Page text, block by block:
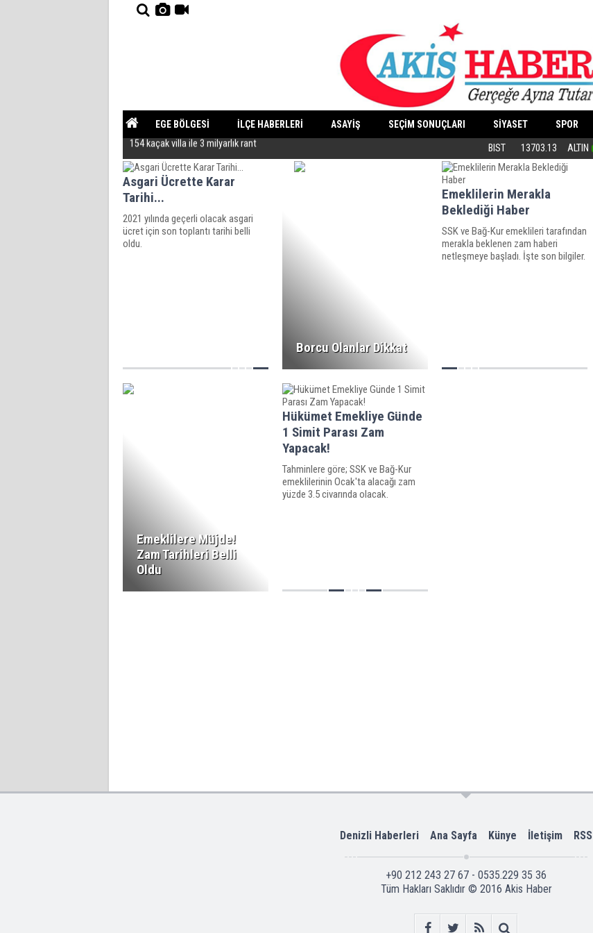
EGE BÖLGESİ İLÇE HABERLERİ ASAYİŞ SEÇİM SONUÇLARI SİYASET SPOR
YAZARLAR GÜNDEM
154 kaçak villa ile 3 milyarlık rant
Cumhurbaşkanına hakaret sorunu
“Cesedimizi çiğnemeden...”
BIST 13703.13 ALTIN
Asgari Ücrette Karar
Tarihi...
2021 yılında geçerli olacak asgari
ücret için son toplantı tarihi belli
oldu.
Borcu Olanlar Dikkat
Emeklilerin Merakla
Beklediği Haber
SSK ve Bağ-Kur emeklileri tarafından
merakla beklenen zam haberi
netleşmeye başladı. İşte son bilgiler.
Emeklilere Müjde!
Zam Tarihleri Belli
Oldu
Hükümet Emekliye Günde
1 Simit Parası Zam
Yapacak!
Tahminlere göre; SSK ve Bağ-Kur
emeklilerinin Ocak'ta alacağı zam
yüzde 3.5 civarında olacak.
Denizli Haberleri Ana Sayfa Künye İletişim RSS
+90 212 243 27 67 - 0535.229 35 36
Tüm Hakları Saklıdır © 2016 Akis Haber